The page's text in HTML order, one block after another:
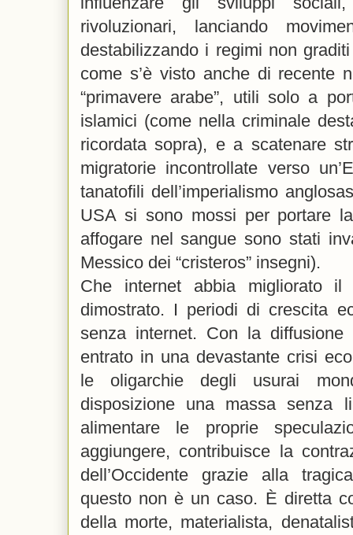
rivoluzionari, lanciando
destabilizzando i regimi non
come s’è visto anche di recente
“primavere arabe”, utili solo a
islamici (come nella criminale
ricordata sopra), e a scatenare
migratorie incontrollate verso
tanatofili dell’imperialismo
USA si sono mossi per portare
affogare nel sangue sono stati
Messico dei “cristeros” insegni).
Che internet abbia migliorato il
dimostrato. I periodi di crescita
senza internet. Con la diffusione
entrato in una devastante crisi
le oligarchie degli usurai
disposizione una massa senza
alimentare le proprie
aggiungere, contribuisce la
dell’Occidente grazie alla
questo non è un caso. È diretta
della morte, materialista,